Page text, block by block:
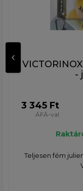
-
3 345 Ft
ÁFÁ-val
Teljesen fém